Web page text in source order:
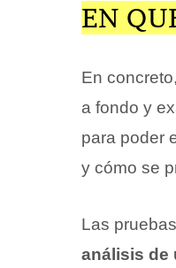
EN
En
a fondo y
para poder
y cómo se
Las
análisis de